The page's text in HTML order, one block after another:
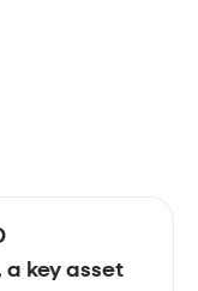
key asset